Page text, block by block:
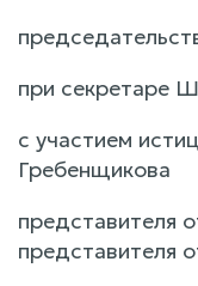
при секретаре
с участием
Гребенщикова
представителя
представителя